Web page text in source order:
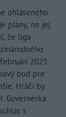
ohláseného
plány, no jej
že liga
2025.
bod pre
Hráči by
Guvernérka
s